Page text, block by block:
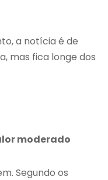
a notícia é de
mas fica longe dos
moderado
Segundo os